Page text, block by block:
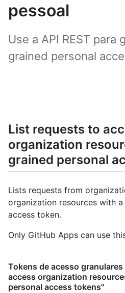
pessoal
Use a API REST para
grained personal
List requests to
organization
grained personal
Lists requests from
organization resources with
access token.
Only GitHub Apps can use
Tokens de acesso
access organization
personal access tokens"